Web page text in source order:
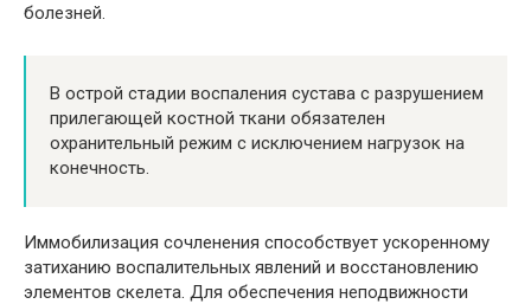
болезней.
В острой стадии воспаления сустава с разрушением
прилегающей костной ткани обязателен
охранительный режим с исключением нагрузок на
конечность.
Иммобилизация сочленения способствует ускоренному
затиханию воспалительных явлений и восстановлению
элементов скелета. Для обеспечения неподвижности